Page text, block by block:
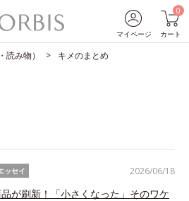
マイページ
0
カート
読み物） キメのまとめ
2026/06/18
ッセイ
が刷新！「小さくなった」そのワケ